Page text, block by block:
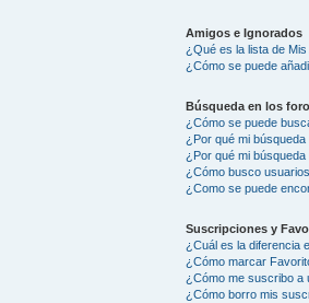
Amigos e Ignorados
¿Qué es la lista de
¿Cómo se puede
Búsqueda en los
¿Cómo se puede
¿Por qué mi
¿Por qué mi
¿Cómo busco
¿Como se puede
Suscripciones y
¿Cuál es la diferencia
¿Cómo marcar
¿Cómo me suscribo a
¿Cómo borro mis